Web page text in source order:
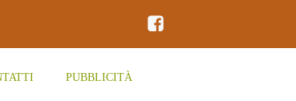
PUBBLICITÀ